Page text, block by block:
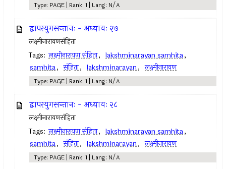
Type: PAGE | Rank: 1 | Lang: N/A
द्वापरयुगसन्तानः - अध्यायः २७
लक्ष्मीनारायणसंहिता
Tags: लक्ष्मीनारायण संहिता, lakshminarayan samhita,
samhita, संहिता, lakshminarayan, लक्ष्मीनारायण
Type: PAGE | Rank: 1 | Lang: N/A
द्वापरयुगसन्तानः - अध्यायः २८
लक्ष्मीनारायणसंहिता
Tags: लक्ष्मीनारायण संहिता, lakshminarayan samhita,
samhita, संहिता, lakshminarayan, लक्ष्मीनारायण
Type: PAGE | Rank: 1 | Lang: N/A